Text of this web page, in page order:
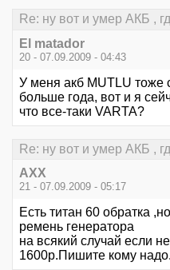
Re: ну вот и умер АКБ ,
El matador
20 - 07.09.2009 - 04:43
У меня акб MUTLU тоже
больше года, вот и я
что все-таки VARTA?
Re: ну вот и умер АКБ ,
AXX
21 - 07.09.2009 - 05:17
Есть титан 60 обратка
ремень генератора
на всякий случай если
1600р.Пишите кому надо.